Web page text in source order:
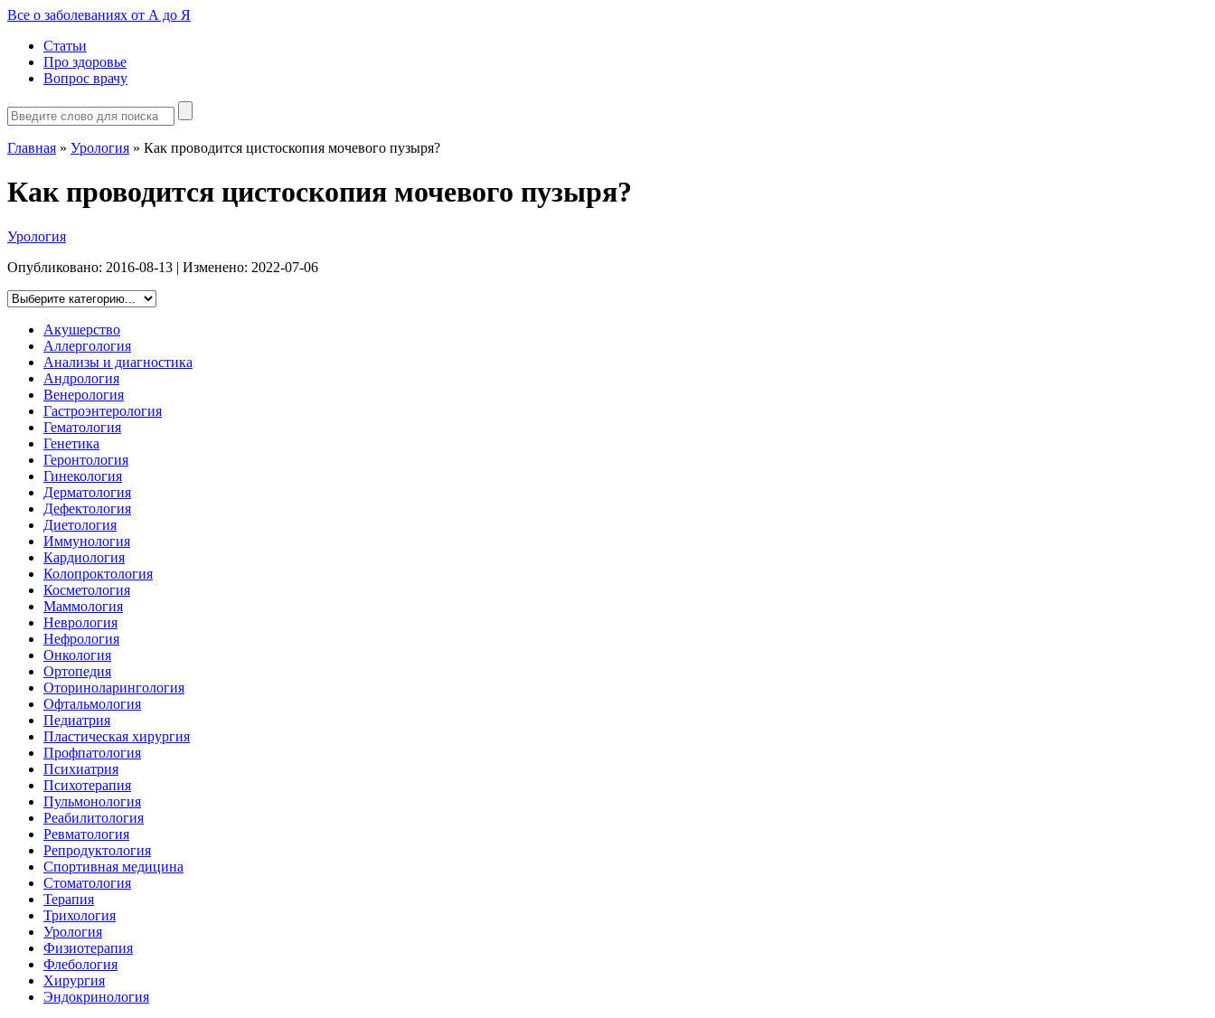
Все о заболеваниях от А до Я
Статьи
Про здоровье
Вопрос врачу
Главная » Урология » Как проводится цистоскопия мочевого пузыря?
Как проводится цистоскопия мочевого пузыря?
Урология
Опубликовано: 2016-08-13 | Изменено: 2022-07-06
Акушерство
Аллергология
Анализы и диагностика
Андрология
Венерология
Гастроэнтерология
Гематология
Генетика
Геронтология
Гинекология
Дерматология
Дефектология
Диетология
Иммунология
Кардиология
Колопроктология
Косметология
Маммология
Неврология
Нефрология
Онкология
Ортопедия
Оториноларингология
Офтальмология
Педиатрия
Пластическая хирургия
Профпатология
Психиатрия
Психотерапия
Пульмонология
Реабилитология
Ревматология
Репродуктология
Спортивная медицина
Стоматология
Терапия
Трихология
Урология
Физиотерапия
Флебология
Хирургия
Эндокринология